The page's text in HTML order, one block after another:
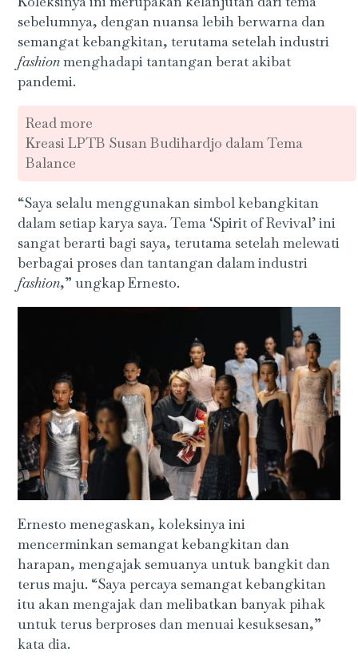
sebelumnya, dengan nuansa lebih berwarna dan
semangat kebangkitan, terutama setelah industri
fashionmenghadapi tantangan berat akibat
pandemi.
Read more
Kreasi LPTB Susan Budihardjo dalam Tema
Balance
“Saya selalu menggunakan simbol kebangkitan
dalam setiap karya saya. Tema ‘Spirit of Revival’ ini
sangat berarti bagi saya, terutama setelah melewati
berbagai proses dan tantangan dalam industri
fashion,” ungkap Ernesto.
Ernesto menegaskan, koleksinya ini
mencerminkan semangat kebangkitan dan
harapan, mengajak semuanya untuk bangkit dan
terus maju. “Saya percaya semangat kebangkitan
itu akan mengajak dan melibatkan banyak pihak
untuk terus berproses dan menuai kesuksesan,”
kata dia.